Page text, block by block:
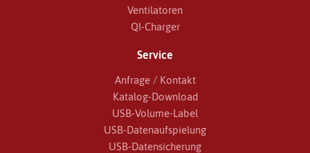
Ventilatoren
QI-Charger
Service
Anfrage / Kontakt
Katalog-Download
USB-Volume-Label
USB-Datenaufspielung
USB-Datensicherung